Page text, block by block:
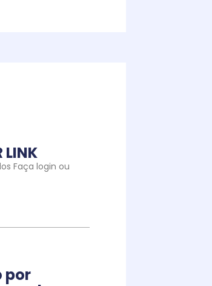
LINK
Faça login ou
por